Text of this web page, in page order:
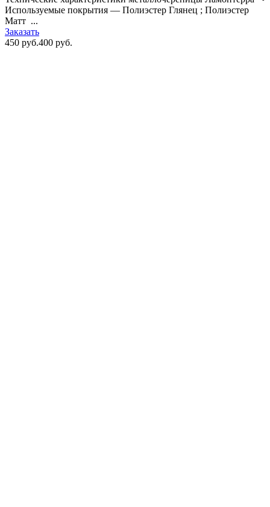
Используемые покрытия — Полиэстер Глянец ; Полиэстер
Матт ...
Заказать
450 руб.400 руб.